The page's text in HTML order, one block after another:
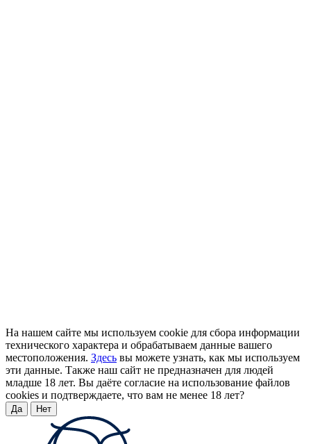
На нашем сайте мы используем cookie для сбора информации
технического характера и обрабатываем данные вашего
местоположения. Здесь вы можете узнать, как мы используем
эти данные. Также наш сайт не предназначен для людей
младше 18 лет. Вы даёте согласие на использование файлов
cookies и подтверждаете, что вам не менее 18 лет?
Да Нет